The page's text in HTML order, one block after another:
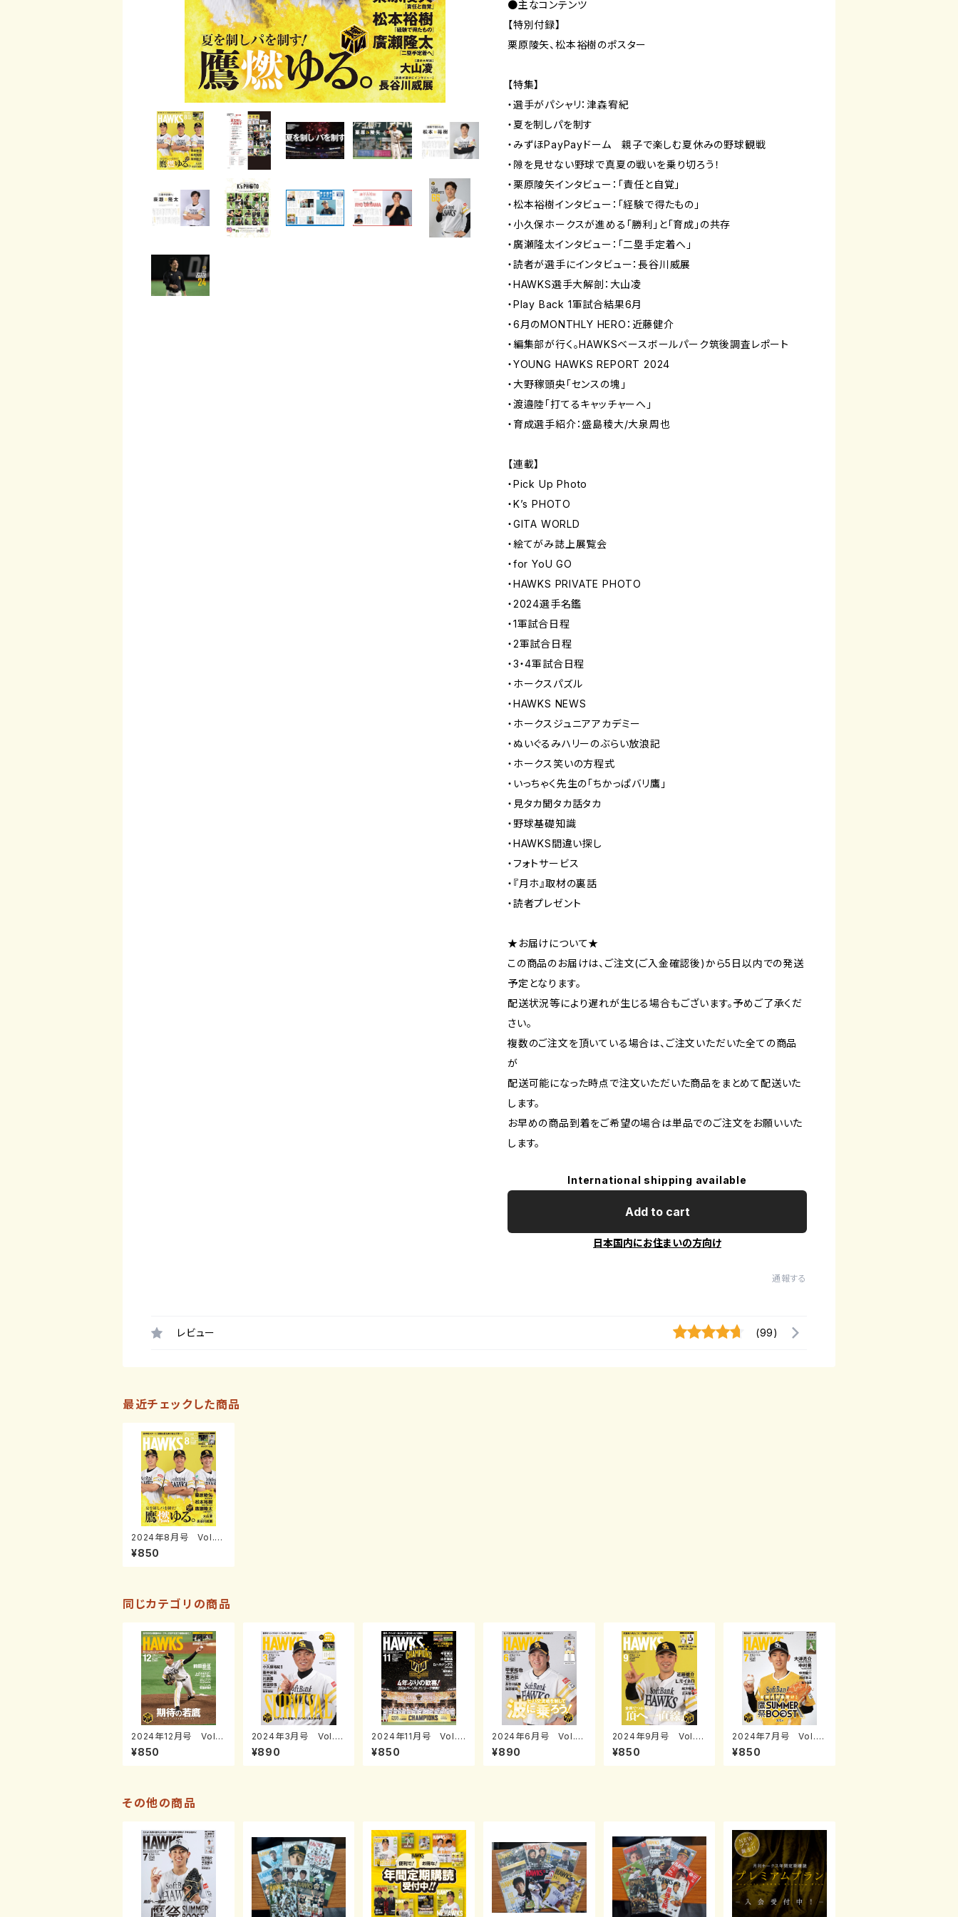
●主なコンテンツ
【特別付録】
栗原陵矢、松本裕樹のポスター
【特集】
・選手がパシャリ：津森宥紀
・夏を制しパを制す
・みずほPayPayドーム 親子で楽しむ夏休みの野球観戦
・隙を見せない野球で真夏の戦いを乗り切ろう！
・栗原陵矢インタビュー：「責任と自覚」
・松本裕樹インタビュー：「経験で得たもの」
・小久保ホークスが進める「勝利」と「育成」の共存
・廣瀬隆太インタビュー：「二塁手定着へ」
・読者が選手にインタビュー：長谷川威展
・HAWKS選手大解剖：大山凌
・Play Back 1軍試合結果6月
・6月のMONTHLY HERO：近藤健介
・編集部が行く。HAWKSベースボールパーク筑後調査レポート
・YOUNG HAWKS REPORT 2024
・大野稼頭央「センスの塊」
・渡邉陸「打てるキャッチャーへ」
・育成選手紹介：盛島稜大/大泉周也
【連載】
・Pick Up Photo
・K’s PHOTO
・GITA WORLD
・絵てがみ誌上展覧会
・for YoU GO
・HAWKS PRIVATE PHOTO
・2024選手名鑑
・1軍試合日程
・2軍試合日程
・3・4軍試合日程
・ホークスパズル
・HAWKS NEWS
・ホークスジュニアアカデミー
・ぬいぐるみハリーのぶらい放浪記
・ホークス笑いの方程式
・いっちゃく先生の「ちかっぱバリ鷹」
・見タカ聞タカ話タカ
・野球基礎知識
・HAWKS間違い探し
・フォトサービス
・『月ホ』取材の裏話
・読者プレゼント
★お届けについて★
この商品のお届けは、ご注文(ご入金確認後)から5日以内での発送
予定となります。
配送状況等により遅れが生じる場合もございます。予めご了承くだ
さい。
複数のご注文を頂いている場合は、ご注文いただいた全ての商品
が
配送可能になった時点で注文いただいた商品をまとめて配送いた
します。
お早めの商品到着をご希望の場合は単品でのご注文をお願いいた
します。
International shipping available
Add to cart
日本国内にお住まいの方向け
通報する
レビュー (99)
最近チェックした商品
2024年8月号 Vol.2
86
¥850
同じカテゴリの商品
2024年12月号 Vol.2
90
¥850
2024年3月号 Vol.2
81
¥890
2024年11月号 Vol.2
89
¥850
2024年6月号 Vol.2
84
¥890
2024年9月号 Vol.2
87
¥850
2024年7月号 Vol.2
85
¥850
その他の商品